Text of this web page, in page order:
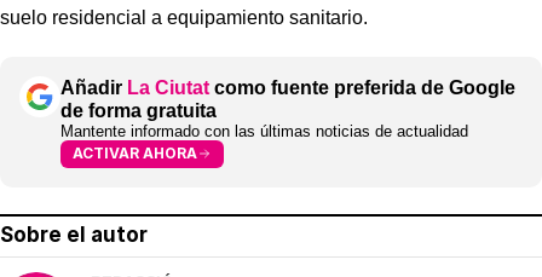
suelo residencial a equipamiento sanitario.
Añadir La Ciutat como fuente preferida de Google
de forma gratuita
Mantente informado con las últimas noticias de actualidad
ACTIVAR AHORA
Sobre el autor